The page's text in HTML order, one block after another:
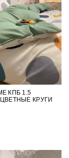
КПБ 1.5
КРУГИ